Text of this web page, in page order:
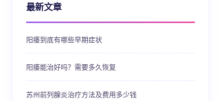
最新文章
阳痿到底有哪些早期症状
阳痿能治好吗？需要多久恢复
苏州前列腺炎治疗方法及费用多少钱